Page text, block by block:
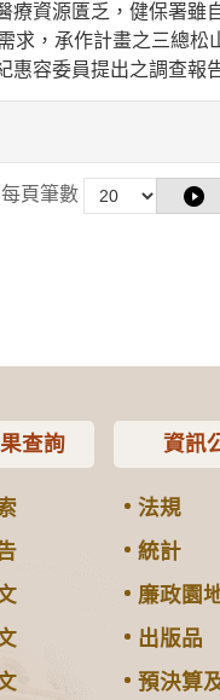
資源匱乏，健保署雖
求，承作計畫之三總松
惠容委員提出之調查報
每頁筆數
查詢 資訊
法規
統計
廉政園
出版品
預決算